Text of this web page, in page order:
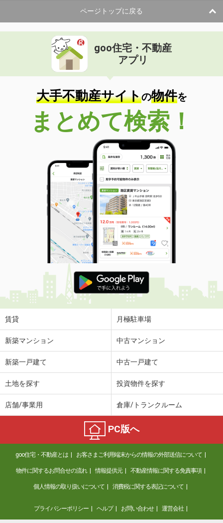
ページトップに戻る
goo住宅・不動産
アプリ
大手不動産サイトの物件を
まとめて検索！
賃貸 月極駐車場
新築マンション 中古マンション
新築一戸建て 中古一戸建て
土地を探す 投資物件を探す
店舗/事業用 倉庫/トランクルーム
PC版へ
goo住宅・不動産とは お客さまご利用端末からの情報の外部送信について
物件に関するお問合せの流れ 情報提供元 不動産情報に関する免責事項
個人情報の取り扱いについて 消費税に関する表記について
プライバシーポリシー ヘルプ お問い合わせ 運営会社